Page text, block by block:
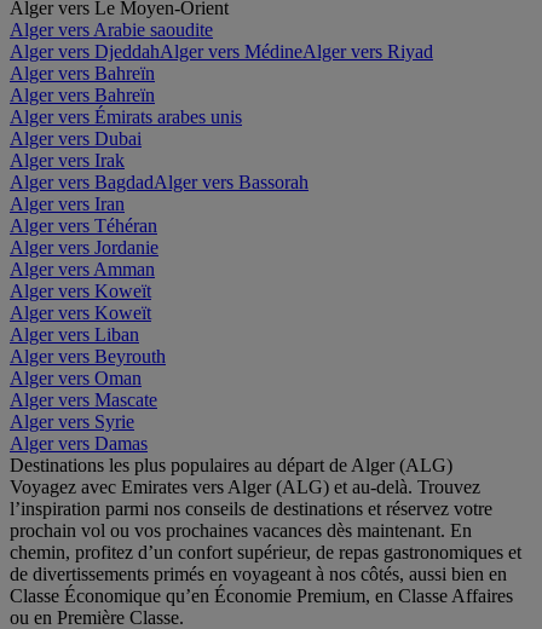
Alger vers Le Moyen-Orient
Alger vers Arabie saoudite
Alger vers DjeddahAlger vers MédineAlger vers Riyad
Alger vers Bahreïn
Alger vers Bahreïn
Alger vers Émirats arabes unis
Alger vers Dubai
Alger vers Irak
Alger vers BagdadAlger vers Bassorah
Alger vers Iran
Alger vers Téhéran
Alger vers Jordanie
Alger vers Amman
Alger vers Koweït
Alger vers Koweït
Alger vers Liban
Alger vers Beyrouth
Alger vers Oman
Alger vers Mascate
Alger vers Syrie
Alger vers Damas
Destinations les plus populaires au départ de Alger (ALG)
Voyagez avec Emirates vers Alger (ALG) et au-delà. Trouvez
l’inspiration parmi nos conseils de destinations et réservez votre
prochain vol ou vos prochaines vacances dès maintenant. En
chemin, profitez d’un confort supérieur, de repas gastronomiques et
de divertissements primés en voyageant à nos côtés, aussi bien en
Classe Économique qu’en Économie Premium, en Classe Affaires
ou en Première Classe.